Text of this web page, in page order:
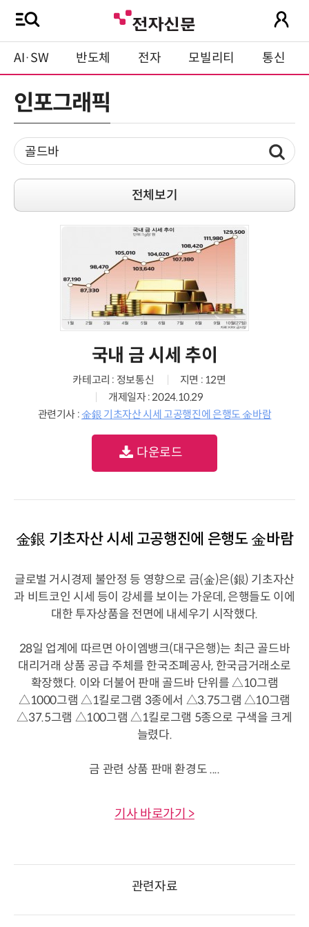
AI·SW 반도체 전자 모빌리티 통신
인포그래픽
전체보기
국내 금 시세 추이
카테고리 : 정보통신
지면 : 12면
개제일자 : 2024.10.29
관련기사 : 金銀 기초자산 시세 고공행진에 은행도 金바람
다운로드
金銀 기초자산 시세 고공행진에 은행도 金바람
글로벌 거시경제 불안정 등 영향으로 금(金)은(銀) 기초자산
과 비트코인 시세 등이 강세를 보이는 가운데, 은행들도 이에
대한 투자상품을 전면에 내세우기 시작했다.
28일 업계에 따르면 아이엠뱅크(대구은행)는 최근 골드바
대리거래 상품 공급 주체를 한국조폐공사, 한국금거래소로
확장했다. 이와 더불어 판매 골드바 단위를 △10그램
△1000그램 △1킬로그램 3종에서 △3.75그램 △10그램
△37.5그램 △100그램 △1킬로그램 5종으로 구색을 크게
늘렸다.
금 관련 상품 판매 환경도 ....
기사 바로가기 >
관련자료